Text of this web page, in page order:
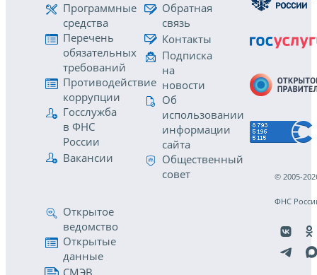
Программные
средства
Перечень
обязательных
требований
Противодействие
коррупции
Госслужба
в ФНС
России
Вакансии
Обратная
связь
Контакты
Подписка
на
новости
Об
использовании
информации
сайта
Общественный
совет
Открытое
ведомство
Открытые
данные
© 2005-
ФНС